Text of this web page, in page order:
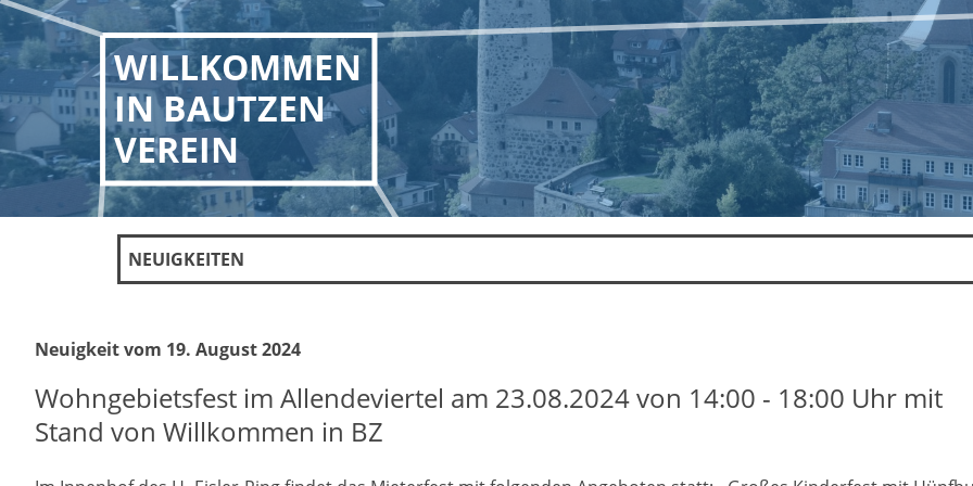
WILLKOMMEN
IN BAUTZEN
VEREIN
NEUIGKEITEN
Neuigkeit vom 19. August 2024
Wohngebietsfest im Allendeviertel am 23.08.2024 von 14:00 - 18:00 Uhr mit
Stand von Willkommen in BZ